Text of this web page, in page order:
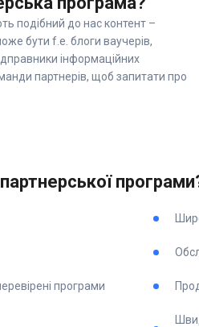
подібний до нас контент –
бути f.e. блоги ваучерів,
інформаційних
партнерів, щоб запитати про
програми